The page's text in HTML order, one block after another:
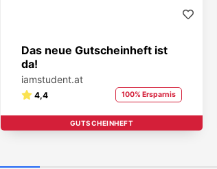
Das neue Gutscheinheft ist
da!
iamstudent.at
4,4 100% Ersparnis
GUTSCHEINHEFT